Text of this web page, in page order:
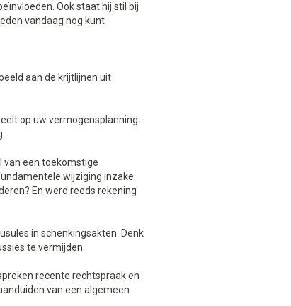
Ook staat hij stil bij
vandaag nog kunt
aan de krijtlijnen uit
op uw vermogensplanning.
van een toekomstige
wijziging inzake
En werd reeds rekening
in schenkingsakten. Denk
te vermijden.
recente rechtspraak en
van een algemeen